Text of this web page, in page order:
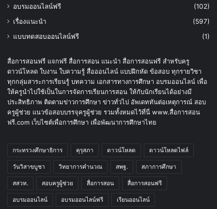
อบรมออนไลน์ฟรี
(102)
เรื่องแนะนำ
(597)
แบบทดสอบออนไลน์ฟรี
(1)
สื่อการสอนฟรี แจกฟรี สื่อการสอน แนะนำ สื่อการสอนฟรี สำหรับครู
ดาวน์โหลด ใบงาน ใบความรู้ สื่อออนไลน์ แบบฝึกหัด ข้อสอบ ทุกรายวิชา
ทุกกลุ่มสาระการเรียนรู้ บทความ เอกสารทางการศึกษา อบรมออนไลน์ เพื่อ
ให้ครูนำไปใช้เป็นในการจัดการเรียนการสอน ให้กับนักเรียนได้อย่างมี
ประสิทธิภาพ ติดตามข่าวการศึกษา ข่าวทั่วไป อัพเดททันต่อเหตุการณ์ สอบ
ครูผู้ช่วย แนวข้อสอบบรรจุครูผู้ช่วย รวมทั้งหมดไว้ที่นี่ www.สื่อการสอน
ฟรี.com เว็บไซต์เพื่อการศึกษา เพื่อพัฒนาการศึกษาไทย
กระทรวงศึกษาธิการ คุรุสภา ดาวน์โหลด ดาวน์โหลดไฟล์
วันวิสาขบูชา วิทยาการคำนวณ สพฐ. สภาการศึกษา
สสวท. สอบครูผู้ช่วย สื่อการสอน สื่อการสอนฟรี
อบรมออนไลน์ อบรมออนไลน์ฟรี เรียนออนไลน์